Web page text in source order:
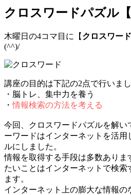
クロスワードパズル【
木曜日の4コマ目に【 クロスワー
(^^)/
講座の目的は下記の2点で行いまし
・脳トレ、集中力を養う
・情報検索の方法を考える
今回、クロスワードパズルを解い
ーワードはインターネットを活
ルにしました。
情報を取得する手段は多数あり
たいことはインターネットで検
ます。
インターネット上の膨大な情報の